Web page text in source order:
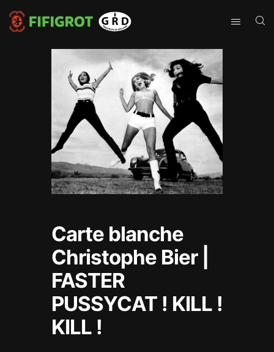
Carte blanche
Christophe Bier |
FASTER
PUSSYCAT ! KILL !
KILL !